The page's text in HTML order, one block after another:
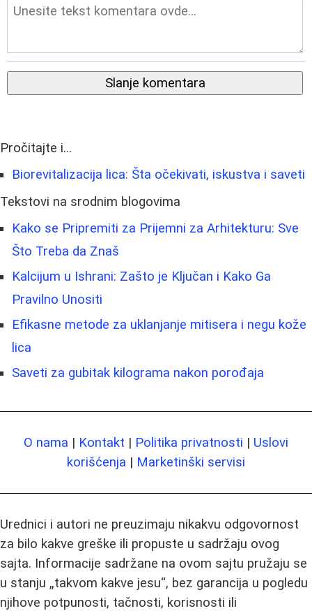
Slanje komentara
Pročitajte i...
Biorevitalizacija lica: Šta očekivati, iskustva i saveti
Tekstovi na srodnim blogovima
Kako se Pripremiti za Prijemni za Arhitekturu: Sve
Što Treba da Znaš
Kalcijum u Ishrani: Zašto je Ključan i Kako Ga
Pravilno Unositi
Efikasne metode za uklanjanje mitisera i negu kože
lica
Saveti za gubitak kilograma nakon porođaja
O nama | Kontakt | Politika privatnosti | Uslovi
korišćenja | Marketinški servisi
Urednici i autori ne preuzimaju nikakvu odgovornost
za bilo kakve greške ili propuste u sadržaju ovog
sajta. Informacije sadržane na ovom sajtu pružaju se
u stanju „takvom kakve jesu“, bez garancija u pogledu
njihove potpunosti, tačnosti, korisnosti ili